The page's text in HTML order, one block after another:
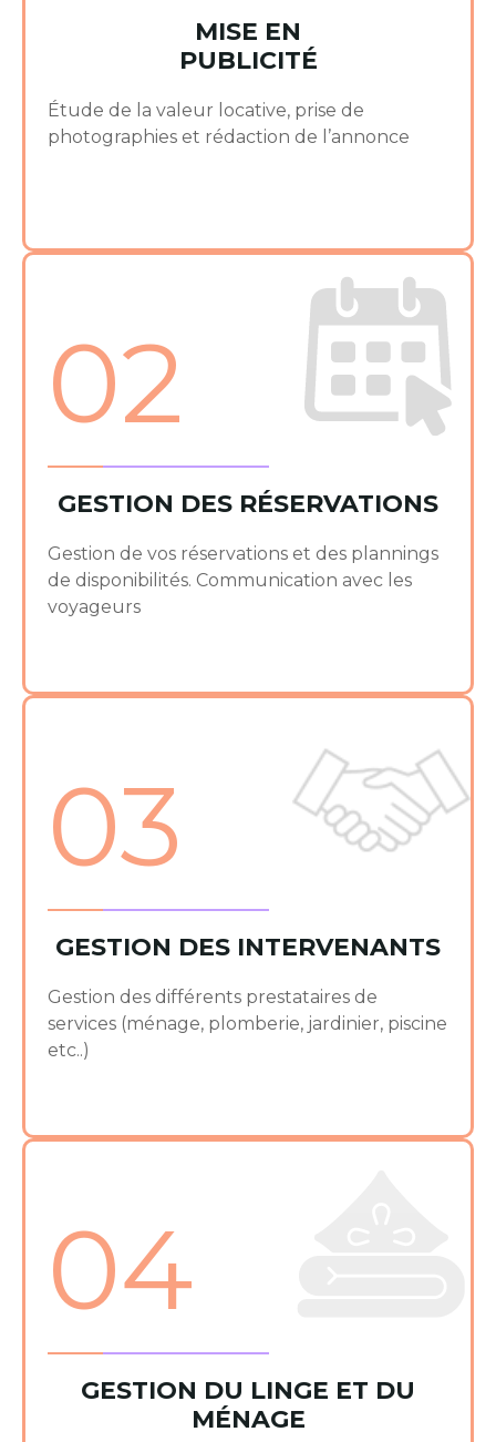
MISE EN
PUBLICITÉ
Étude de la valeur locative, prise de
photographies et rédaction de l’annonce
02
GESTION DES RÉSERVATIONS
Gestion de vos réservations et des plannings
de disponibilités. Communication avec les
voyageurs
03
GESTION DES INTERVENANTS
Gestion des différents prestataires de
services (ménage, plomberie, jardinier, piscine
etc..)
04
GESTION DU LINGE ET DU
MÉNAGE